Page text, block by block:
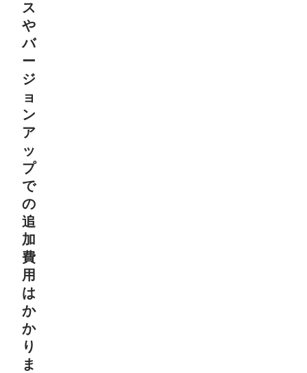
ス
や
バ
ー
ジ
ョ
ン
ア
ッ
プ
で
の
追
加
費
用
は
か
か
り
ま